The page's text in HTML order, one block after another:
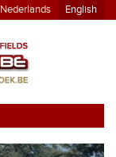
Nederlands English